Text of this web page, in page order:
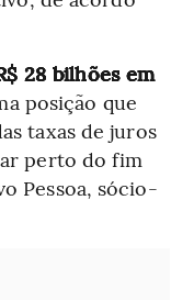
28 bilhões em
posição que
taxas de juros
perto do fim
Pessoa, sócio-